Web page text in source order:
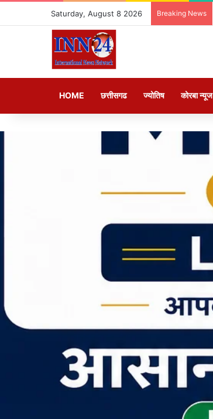
Saturday, August 8 2026 Breaking News
HOME छत्तीसगढ ज्योतिष कोरबा न्यूज